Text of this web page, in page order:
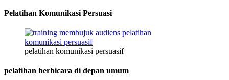
i
K
Pelatihan Komunikasi Persuasi
pelatihan komunikasi persuasif
pelatihan berbicara di depan umum